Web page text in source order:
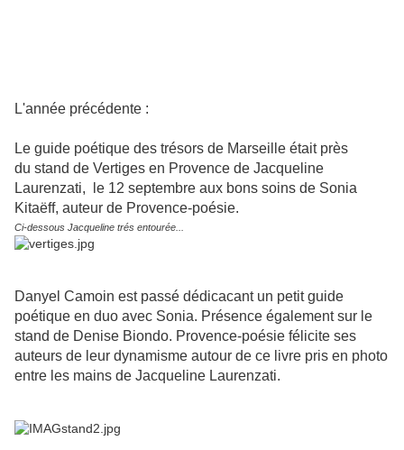
L'année précédente :
Le guide poétique des trésors de Marseille était près
du stand de Vertiges en Provence de Jacqueline
Laurenzati, le 12 septembre aux bons soins de Sonia
Kitaëff, auteur de Provence-poésie.
Ci-dessous Jacqueline trés entourée...
Danyel Camoin est passé dédicacant un petit guide
poétique en duo avec Sonia. Présence également sur le
stand de Denise Biondo. Provence-poésie félicite ses
auteurs de leur dynamisme autour de ce livre pris en photo
entre les mains de Jacqueline Laurenzati.